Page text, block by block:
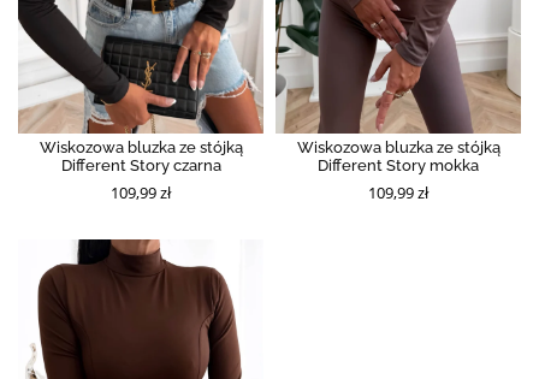
Wiskozowa bluzka ze stójką
Different Story czarna
109,99 zł
Wiskozowa bluzka ze stójką
Different Story mokka
109,99 zł